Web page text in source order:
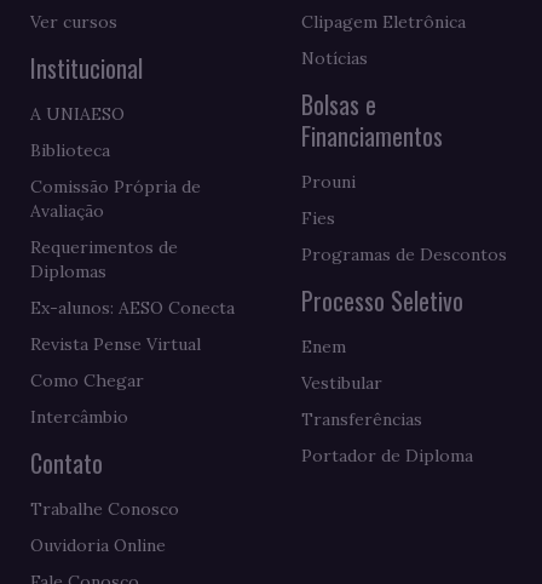
Ver cursos
Institucional
A UNIAESO
Biblioteca
Comissão Própria de
Avaliação
Requerimentos de
Diplomas
Ex-alunos: AESO Conecta
Revista Pense Virtual
Como Chegar
Intercâmbio
Contato
Trabalhe Conosco
Ouvidoria Online
Clipagem Eletrônica
Notícias
Bolsas e
Financiamentos
Prouni
Fies
Programas de Descontos
Processo Seletivo
Enem
Vestibular
Transferências
Portador de Diploma